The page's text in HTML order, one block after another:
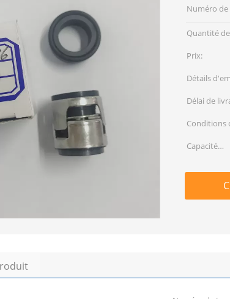
Numéro
Quantité
min:
Prix:
Détails
Délai de
Conditions
Capacité